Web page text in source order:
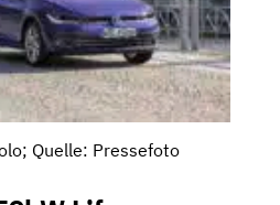
Quelle: Pressefoto